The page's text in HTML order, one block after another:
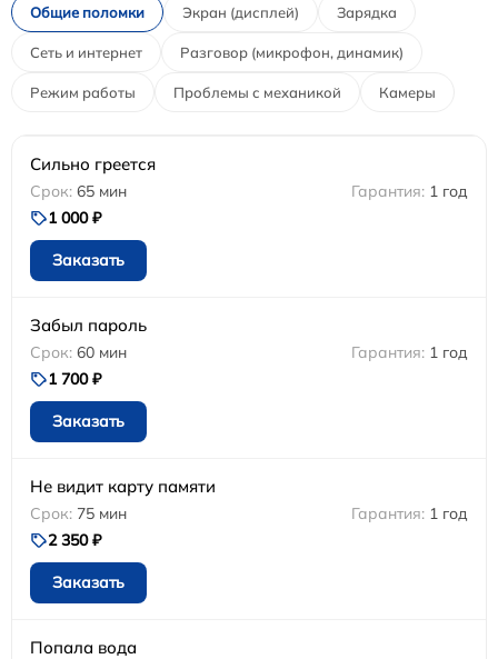
Общие поломки Экран (дисплей) Зарядка
Сеть и интернет Разговор (микрофон, динамик)
Режим работы Проблемы с механикой Камеры
Сильно греется
65 мин
1 год
1 000 ₽
Заказать
Забыл пароль
60 мин
1 год
1 700 ₽
Заказать
Не видит карту памяти
75 мин
1 год
2 350 ₽
Заказать
Попала вода